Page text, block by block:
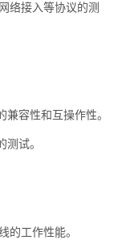
接入等协议的测
容性和互操作性。
试。
工作性能。